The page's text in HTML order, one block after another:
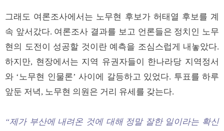
그래도 여론조사에서는 노무현 후보가 허태열 후보를 계
속 앞서갔다. 여론조사 결과를 보고 언론들은 정치인 노무
현의 도전이 성공할 것이란 예측을 조심스럽게 내놓았다.
하지만, 현장에서는 지역 유권자들이 한나라당 지역정서
와 ‘노무현 인물론’ 사이에 갈등하고 있었다. 투표를 하루
앞둔 저녁, 노무현 의원은 거리 유세를 갖는다.
“제가 부산에 내려온 것에 대해 정말 잘한 일이라는 확신